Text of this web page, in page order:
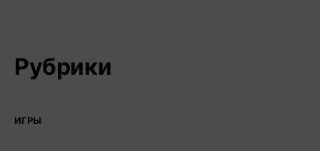
Рубрики
ИГРЫ